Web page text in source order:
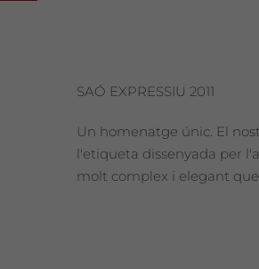
SAÓ EXPRESSIU 2011
Un homenatge únic. El
l'etiqueta dissenyada per
molt complex i elegant